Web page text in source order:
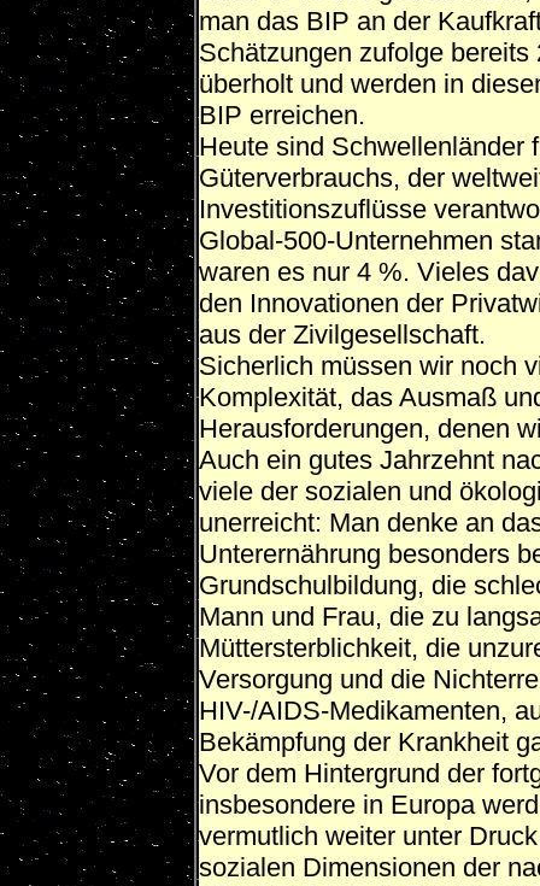
man das BIP an der
Schätzungen zufolge
überholt und werden in
BIP erreichen.
Heute sind Schwellenländer
Güterverbrauchs, der
Investitionszuflüsse
Global-500-Unternehmen
waren es nur 4 %. Vieles
den Innovationen der
aus der Zivilgesellschaft.
Sicherlich müssen wir noch
Komplexität, das Ausmaß
Herausforderungen, denen
Auch ein gutes Jahrzehnt
viele der sozialen und
unerreicht: Man denke an
Unterernährung besonders
Grundschulbildung, die
Mann und Frau, die zu
Müttersterblichkeit, die
Versorgung und die
HIV-/AIDS-Medikamenten,
Bekämpfung der Krankheit
Vor dem Hintergrund der
insbesondere in Europa
vermutlich weiter unter
sozialen Dimensionen der